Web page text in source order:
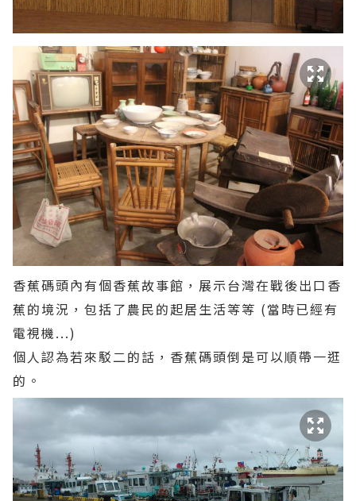
香蕉碼頭內有個香蕉故事館，展示台灣在戰後出口香
蕉的境況，包括了農民的起居生活等等 (當時已經有
電視機...)
個人認為若來駁二的話，香蕉碼頭倒是可以順帶一逛
的。